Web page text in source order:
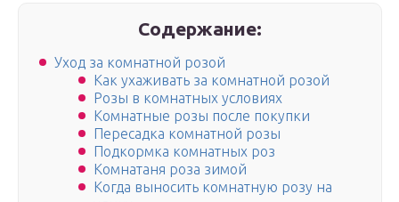
Содержание:
Уход за комнатной розой
Как ухаживать за комнатной розой
Розы в комнатных условиях
Комнатные розы после покупки
Пересадка комнатной розы
Подкормка комнатных роз
Комнатаня роза зимой
Когда выносить комнатную розу на